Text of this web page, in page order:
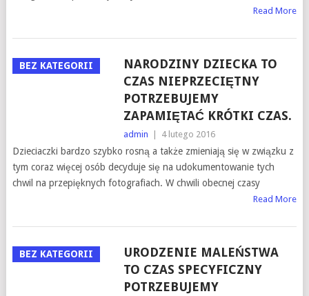
Read More
BEZ KATEGORII
NARODZINY DZIECKA TO
CZAS NIEPRZECIĘTNY
POTRZEBUJEMY
ZAPAMIĘTAĆ KRÓTKI CZAS.
admin 4 lutego 2016
Dzieciaczki bardzo szybko rosną a także zmieniają się w związku z
tym coraz więcej osób decyduje się na udokumentowanie tych
chwil na przepięknych fotografiach. W chwili obecnej czasy
Read More
BEZ KATEGORII
URODZENIE MALEŃSTWA
TO CZAS SPECYFICZNY
POTRZEBUJEMY